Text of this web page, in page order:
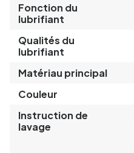
Fonction du
lubrifiant
Qualités du
lubrifiant
Matériau principal
Couleur
Instruction de
lavage